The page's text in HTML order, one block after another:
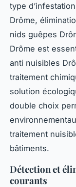
type
Drôme,
nids guêpes
Drôme est
anti nuisibles
traitement
solution
double choix
traitement
bâtiments.
Détection et
courants